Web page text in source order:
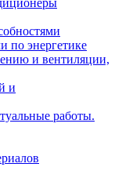
по энергетике
и вентиляции,
и
работы.